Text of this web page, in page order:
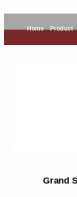
HomeProduct
Grand